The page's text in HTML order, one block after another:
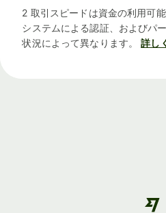
2 取引スピードは資金の利用可
システムによる認証、およびパ
状況によって異なります。
詳し